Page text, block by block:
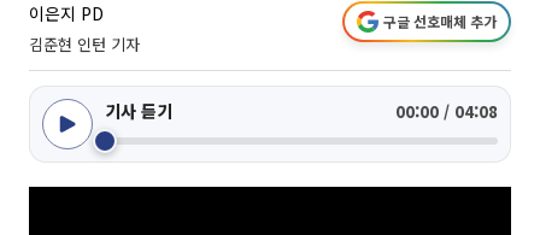
이은지 PD
김준현 인턴 기자
구글 선호매체 추가
기사 듣기 00:00 / 04:08